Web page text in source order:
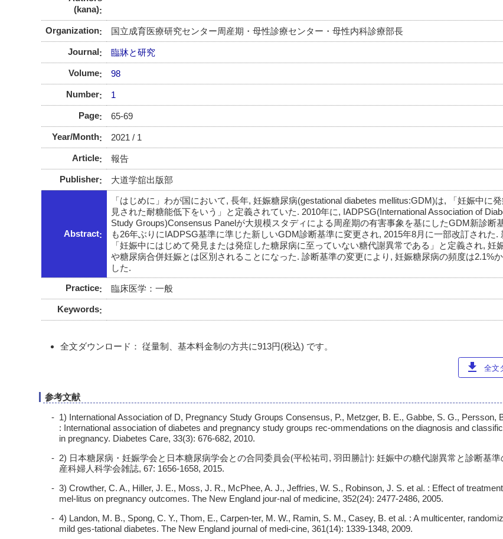
(kana)
Organization 国立成育医療研究センター周産期・母性診療センター・母性内科診療部長
Journal 臨牀と研究
Volume 98
Number 1
Page 65-69
Year/Month 2021 / 1
Article 報告
Publisher 大道学舘出版部
Abstract
「はじめに」わが国において, 長年, 妊娠糖尿病(gestational diabetes mellitus:GDM)は, 「妊娠中に
見された耐糖能低下をいう」と定義されていた. 2010年に, IADPSG(International Association of
Study Groups)Consensus Panelが大規模スタディによる周産期の有害事象を基にしたGDM新診断
も26年ぶりにIADPSG基準に準じた新しいGDM診断基準に変更され, 2015年8月に一部改訂された.
「妊娠中にはじめて発見または発症した糖尿病に至っていない糖代謝異常である」と定義され, 妊
や糖尿病合併妊娠とは区別されることになった. 診断基準の変更により, 妊娠糖尿病の頻度は2.1%
した.
Practice
臨床医学：一般
Keywords
全文ダウンロード： 従量制、基本料金制の方共に913円(税込) です。
download 全文
参考文献
1) International Association of D, Pregnancy Study Groups Consensus, P., Metzger, B. E., Gabbe, S. G., Persson,
: International association of diabetes and pregnancy study groups rec-ommendations on the diagnosis and
in pregnancy. Diabetes Care, 33(3): 676-682, 2010.
2) 日本糖尿病・妊娠学会と日本糖尿病学会との合同委員会(平松祐司, 羽田勝計): 妊娠中の糖代謝異常と診断基
産科婦人科学会雑誌, 67: 1656-1658, 2015.
3) Crowther, C. A., Hiller, J. E., Moss, J. R., McPhee, A. J., Jeffries, W. S., Robinson, J. S. et al. : Effect of
mel-litus on pregnancy outcomes. The New England jour-nal of medicine, 352(24): 2477-2486, 2005.
4) Landon, M. B., Spong, C. Y., Thom, E., Carpen-ter, M. W., Ramin, S. M., Casey, B. et al. : A multicenter,
mild ges-tational diabetes. The New England journal of medi-cine, 361(14): 1339-1348, 2009.